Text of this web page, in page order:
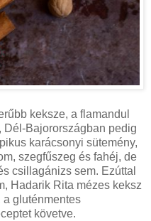
keksze, a flamandul
Bajorországban pedig
karácsonyi sütemény,
szegfűszeg és fahéj, de
csillagánizs sem. Ezúttal
Hadarik Rita mézes keksz
a gluténmentes
követve.